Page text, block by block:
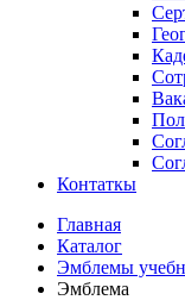
Контаткы
Главная
Каталог
Эмблемы
Эмблема